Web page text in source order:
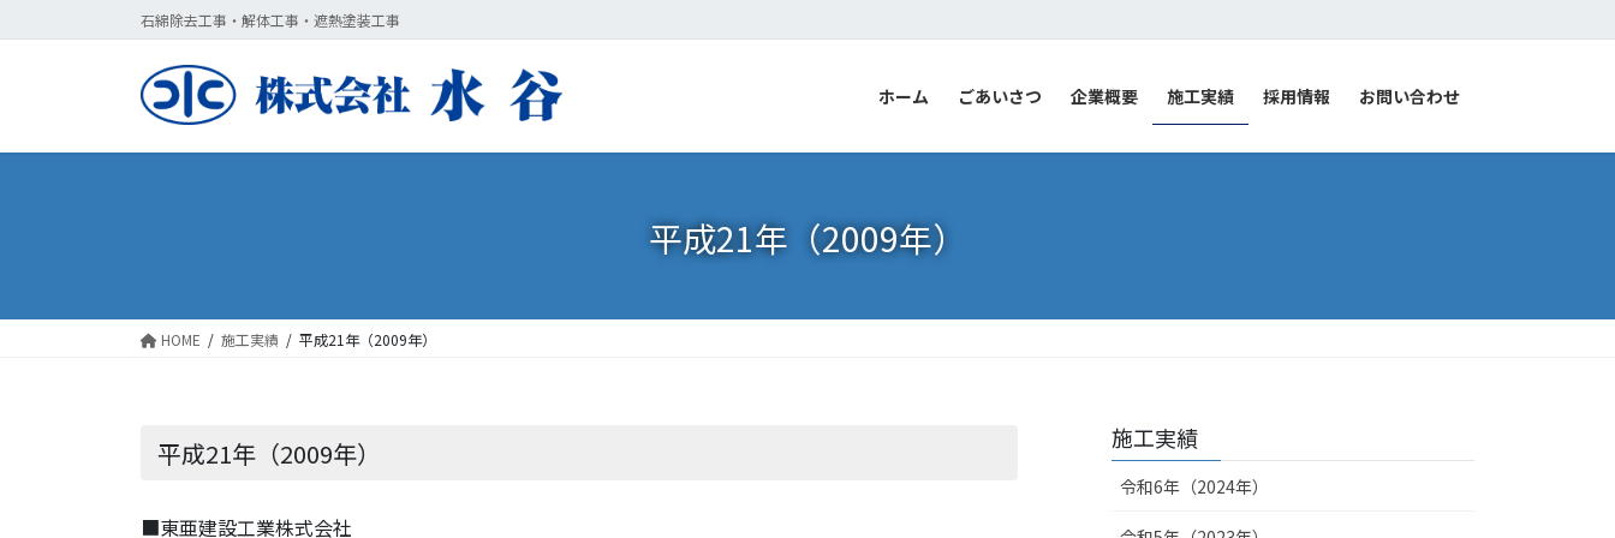
ン
に
ビ
ョ
石綿除去工事・解体工事・遮熱塗装工事
ホーム ごあいさつ 企業概要 施工実績 採用情報 お問い合わせ
平成21年（2009年）
HOME 施工実績 平成21年（2009年）
平成21年（2009年）
■東亜建設工業株式会社
施工実績
令和6年（2024年）